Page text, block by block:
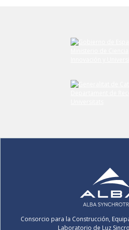
Consorcio para la Construcción,
Laboratorio de Luz